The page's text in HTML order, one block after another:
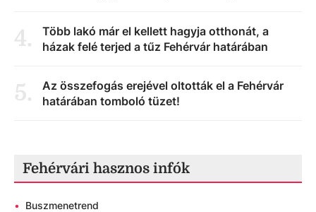
4.
Több lakó már el kellett hagyja otthonát, a
házak felé terjed a tűz Fehérvár határában
5.
Az összefogás erejével oltották el a Fehérvár
határában tomboló tüzet!
Fehérvári hasznos infók
• Buszmenetrend